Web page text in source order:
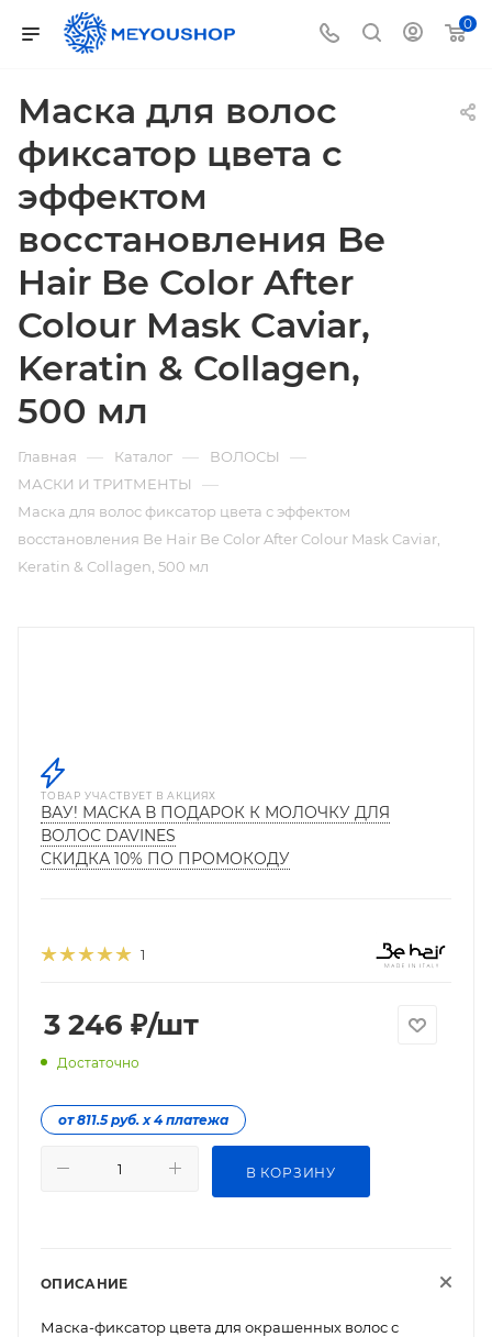
0
Маска для волос
фиксатор цвета с
эффектом
восстановления Be
Hair Be Color After
Colour Mask Caviar,
Keratin & Collagen,
500 мл
Главная — Каталог — ВОЛОСЫ —
МАСКИ И ТРИТМЕНТЫ —
Маска для волос фиксатор цвета с эффектом
восстановления Be Hair Be Color After Colour Mask Caviar,
Keratin & Collagen, 500 мл
ТОВАР УЧАСТВУЕТ В АКЦИЯХ
ВАУ! МАСКА В ПОДАРОК К МОЛОЧКУ ДЛЯ
ВОЛОС DAVINES
СКИДКА 10% ПО ПРОМОКОДУ
1
3 246 ₽/шт
Достаточно
от 811.5 руб. х 4 платежа
В КОРЗИНУ
ОПИСАНИЕ
Маска-фиксатор цвета для окрашенных волос с